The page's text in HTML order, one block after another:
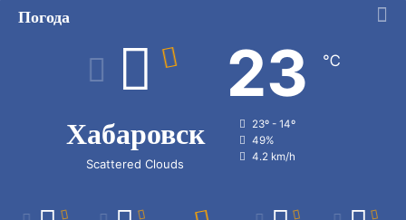
Погода
Хабаровск
Scattered Clouds
23 ℃
23º - 14º
49%
4.2 km/h